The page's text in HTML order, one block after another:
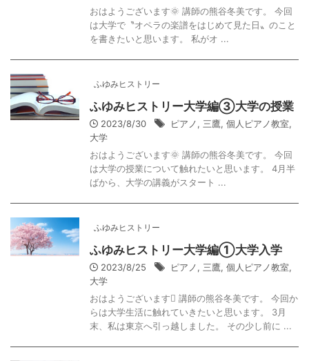
おはようございます🌞 講師の熊谷冬美です。 今回
は大学で〝オペラの楽譜をはじめて見た日〟のこと
を書きたいと思います。 私がオ ...
ふゆみヒストリー
ふゆみヒストリー大学編③大学の授業
2023/8/30 ピアノ, 三鷹, 個人ピアノ教室,
大学
おはようございます🌞 講師の熊谷冬美です。 今回
は大学の授業について触れたいと思います。 4月半
ばから、大学の講義がスタート ...
ふゆみヒストリー
ふゆみヒストリー大学編①大学入学
2023/8/25 ピアノ, 三鷹, 個人ピアノ教室,
大学
おはようございます 講師の熊谷冬美です。 今回か
らは大学生活に触れていきたいと思います。 3月
末、私は東京へ引っ越しました。 その少し前に ...